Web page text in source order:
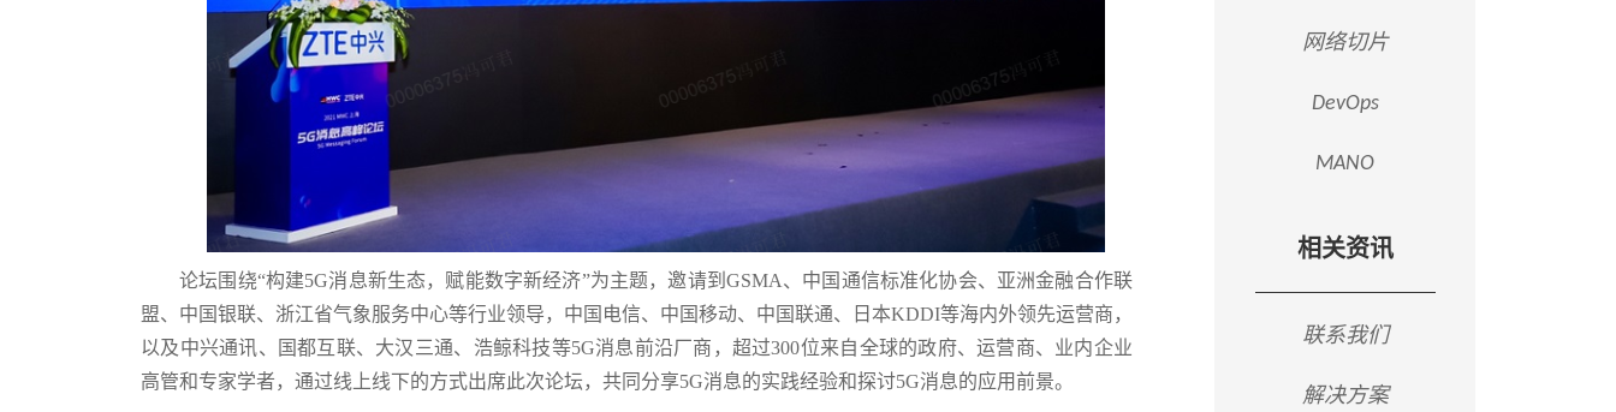
论坛围绕“构建5G消息新生态，赋能数字新经济”为主题，邀请到GSMA、中国通信标准化协会、亚洲金融合作联
盟、中国银联、浙江省气象服务中心等行业领导，中国电信、中国移动、中国联通、日本KDDI等海内外领先运营商，
以及中兴通讯、国都互联、大汉三通、浩鲸科技等5G消息前沿厂商，超过300位来自全球的政府、运营商、业内企业
高管和专家学者，通过线上线下的方式出席此次论坛，共同分享5G消息的实践经验和探讨5G消息的应用前景。
网络切片
DevOps
MANO
相关资讯
联系我们
解决方案